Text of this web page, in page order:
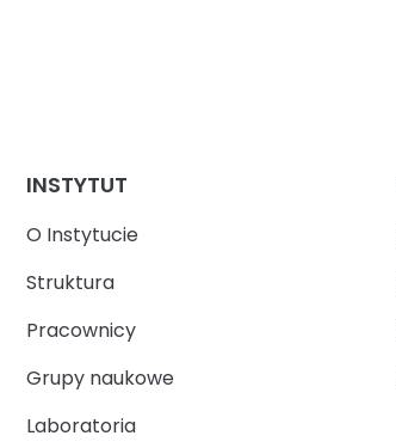
INSTYTUT
O Instytucie
Struktura
Pracownicy
Grupy naukowe
Laboratoria